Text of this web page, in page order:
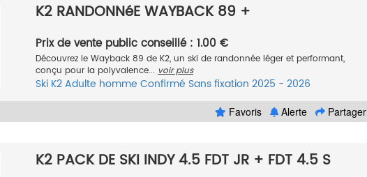
K2 RANDONNéE WAYBACK 89 +
Prix de vente public conseillé : 1.00 €
Découvrez le Wayback 89 de K2, un ski de randonnée léger et performant,
conçu pour la polyvalence... voir plus
Ski K2Adulte homme Confirmé Sans fixation 2025 - 2026
Favoris
Alerte Partager
K2 PACK DE SKI INDY 4.5 FDT JR + FDT 4.5 S